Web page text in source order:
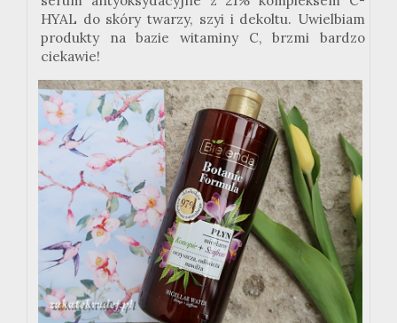
HYAL do skóry twarzy, szyi i dekoltu. Uwielbiam
produkty na bazie witaminy C, brzmi bardzo
ciekawie!